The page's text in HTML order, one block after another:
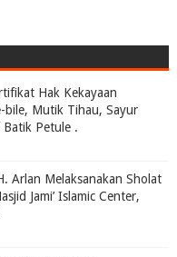
Hak Kekayaan
bile, Mutik Tihau, Sayur
Petule .
Arlan Melaksanakan Sholat
Jami’ Islamic Center,